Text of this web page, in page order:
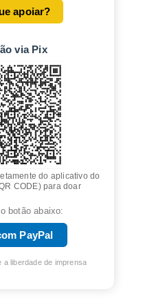
apoiar?
via Pix
do aplicativo do
CODE) para doar
botão abaixo:
PayPal
a liberdade de imprensa